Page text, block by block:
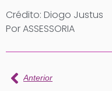
Crédito: Diogo Justus
Por ASSESSORIA
Anterior